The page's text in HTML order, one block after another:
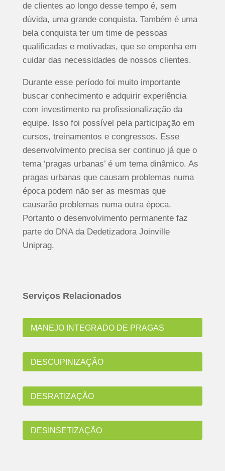
de clientes ao longo desse tempo é, sem
dúvida, uma grande conquista. Também é uma
bela conquista ter um time de pessoas
qualificadas e motivadas, que se empenha em
cuidar das necessidades de nossos clientes.
Durante esse período foi muito importante
buscar conhecimento e adquirir experiência
com investimento na profissionalização da
equipe. Isso foi possível pela participação em
cursos, treinamentos e congressos. Esse
desenvolvimento precisa ser continuo já que o
tema ‘pragas urbanas’ é um tema dinâmico. As
pragas urbanas que causam problemas numa
época podem não ser as mesmas que
causarão problemas numa outra época.
Portanto o desenvolvimento permanente faz
parte do DNA da Dedetizadora Joinville
Uniprag.
Serviços Relacionados
MANEJO INTEGRADO DE PRAGAS
DESCUPINIZAÇÃO
DESRATIZAÇÃO
DESINSETIZAÇÃO